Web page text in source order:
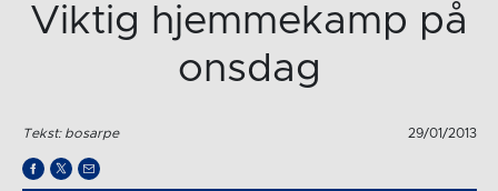
Viktig hjemmekamp på
onsdag
Tekst: bosarpe 29/01/2013